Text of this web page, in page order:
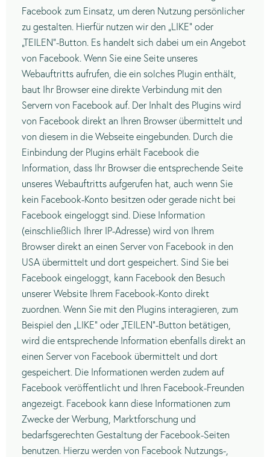
Facebook zum Einsatz, um deren Nutzung persönlicher
zu gestalten. Hierfür nutzen wir den „LIKE“ oder
„TEILEN“-Button. Es handelt sich dabei um ein Angebot
von Facebook. Wenn Sie eine Seite unseres
Webauftritts aufrufen, die ein solches Plugin enthält,
baut Ihr Browser eine direkte Verbindung mit den
Servern von Facebook auf. Der Inhalt des Plugins wird
von Facebook direkt an Ihren Browser übermittelt und
von diesem in die Webseite eingebunden. Durch die
Einbindung der Plugins erhält Facebook die
Information, dass Ihr Browser die entsprechende Seite
unseres Webauftritts aufgerufen hat, auch wenn Sie
kein Facebook-Konto besitzen oder gerade nicht bei
Facebook eingeloggt sind. Diese Information
(einschließlich Ihrer IP-Adresse) wird von Ihrem
Browser direkt an einen Server von Facebook in den
USA übermittelt und dort gespeichert. Sind Sie bei
Facebook eingeloggt, kann Facebook den Besuch
unserer Website Ihrem Facebook-Konto direkt
zuordnen. Wenn Sie mit den Plugins interagieren, zum
Beispiel den „LIKE“ oder „TEILEN“-Button betätigen,
wird die entsprechende Information ebenfalls direkt an
einen Server von Facebook übermittelt und dort
gespeichert. Die Informationen werden zudem auf
Facebook veröffentlicht und Ihren Facebook-Freunden
angezeigt. Facebook kann diese Informationen zum
Zwecke der Werbung, Marktforschung und
bedarfsgerechten Gestaltung der Facebook-Seiten
benutzen. Hierzu werden von Facebook Nutzungs-,